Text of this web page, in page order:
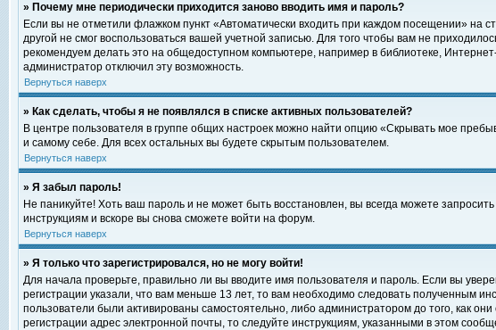
» Почему мне периодически приходится заново вводить имя и пароль?
Если вы не отметили флажком пункт «Автоматически входить при каждом посещении» на
другой не смог воспользоваться вашей учетной записью. Для того чтобы вам не
рекомендуем делать это на общедоступном компьютере, например в библиотеке,
администратор отключил эту возможность.
Вернуться наверх
» Как сделать, чтобы я не появлялся в списке активных пользователей?
В центре пользователя в группе общих настроек можно найти опцию «Скрывать мое
и самому себе. Для всех остальных вы будете скрытым пользователем.
Вернуться наверх
» Я забыл пароль!
Не паникуйте! Хоть ваш пароль и не может быть восстановлен, вы всегда можете
инструкциям и вскоре вы снова сможете войти на форум.
Вернуться наверх
» Я только что зарегистрировался, но не могу войти!
Для начала проверьте, правильно ли вы вводите имя пользователя и пароль. Если вы
регистрации указали, что вам меньше 13 лет, то вам необходимо следовать полученным
пользователи были активированы самостоятельно, либо администратором до того, как
регистрации адрес электронной почты, то следуйте инструкциям, указанными в этом